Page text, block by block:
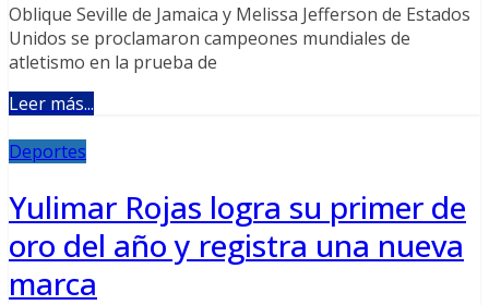
Oblique Seville de Jamaica y Melissa Jefferson de Estados
Unidos se proclamaron campeones mundiales de
atletismo en la prueba de
Leer más...
Deportes
Yulimar Rojas logra su primer de
oro del año y registra una nueva
marca